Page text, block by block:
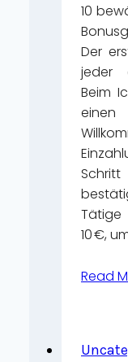
10
Der
jeder
Beim
10 €,
Read